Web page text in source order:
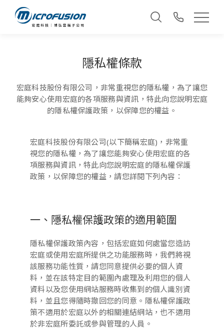
隱私權條款
宏庭科技股份有限公司，非常重視您的隱私權，為了讓您
能夠安心使用宏庭的各項服務與資訊，特此向您說明宏庭
的隱私權保護政策，以保障您的權益。
宏庭科技股份有限公司(以下簡稱宏庭)，非常重
視您的隱私權，為了讓您能夠安心使用宏庭的各
項服務與資訊，特此向您說明宏庭的隱私權保護
政策，以保障您的權益，請您詳閱下列內容：
一、隱私權保護政策的適用範圍
隱私權保護政策內容，包括宏庭如何處當您造訪
宏庭或使用宏庭所提供之功能服務時，我們將視
該服務功能性質，請您同意提供必要的個人資
料，並在該特定目的範圍內處理及利用您的個人
資料以及您使用網站服務時收集到的個人識別資
料，並且您得隨時撤回您的同意。隱私權保護政
策不適用於宏庭以外的相關連結網站，也不適用
於非宏庭所委託或參與管理的人員。